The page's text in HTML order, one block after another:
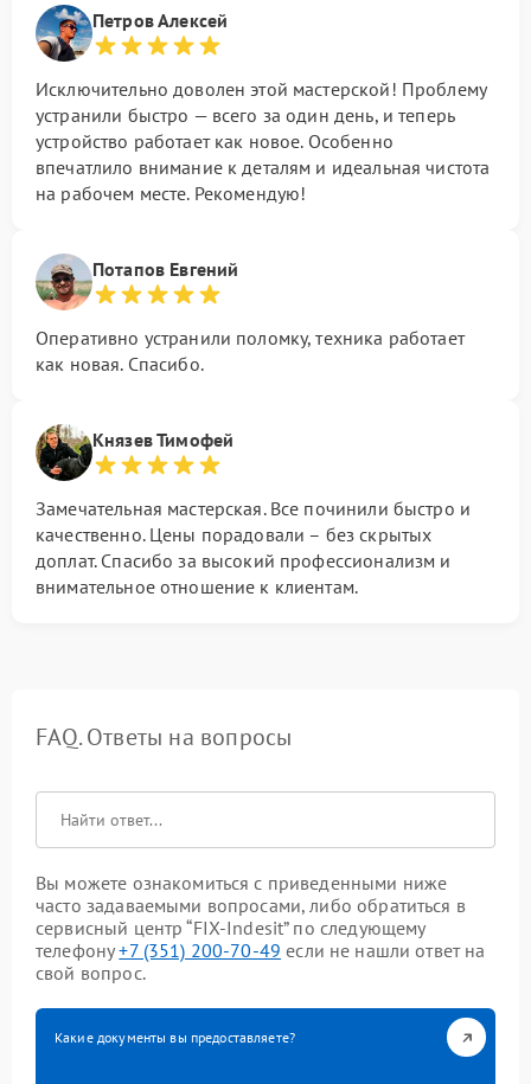
Петров Алексей
Исключительно доволен этой мастерской! Проблему
устранили быстро — всего за один день, и теперь
устройство работает как новое. Особенно
впечатлило внимание к деталям и идеальная чистота
на рабочем месте. Рекомендую!
Потапов Евгений
Оперативно устранили поломку, техника работает
как новая. Спасибо.
Князев Тимофей
Замечательная мастерская. Все починили быстро и
качественно. Цены порадовали – без скрытых
доплат. Спасибо за высокий профессионализм и
внимательное отношение к клиентам.
FAQ. Ответы на вопросы
Вы можете ознакомиться с приведенными ниже
часто задаваемыми вопросами, либо обратиться в
сервисный центр “FIX-Indesit” по следующему
телефону+7 (351) 200-70-49 если не нашли ответ на
свой вопрос.
Какие документы вы предоставляете?